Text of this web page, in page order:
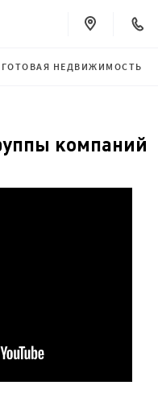
ГОТОВАЯ НЕДВИЖИМОСТЬ
компаний